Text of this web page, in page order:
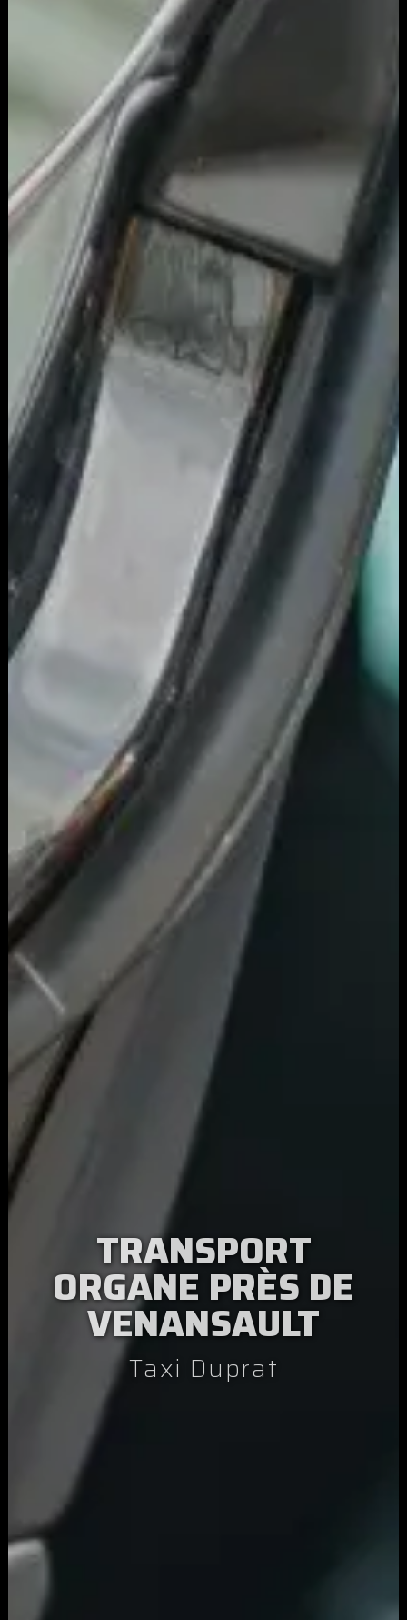
TRANSPORT
ORGANE PRÈS DE
VENANSAULT
Taxi Duprat